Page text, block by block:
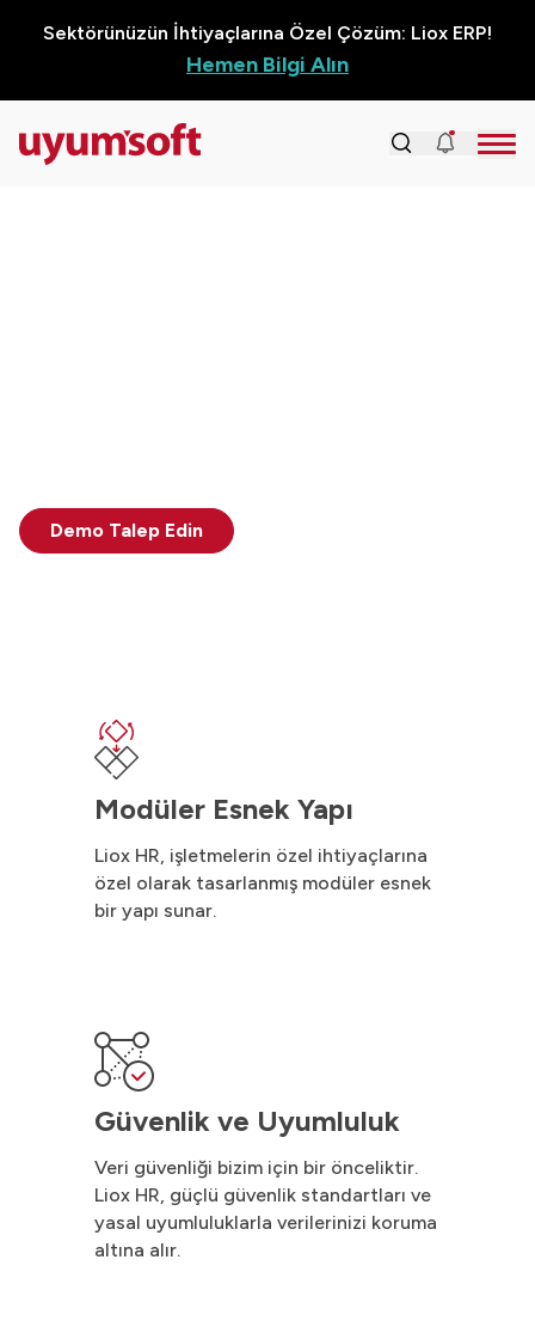
Sektörünüzün İhtiyaçlarına Özel Çözüm: Liox ERP!
Hemen Bilgi Alın
Demo Talep Edin
Modüler Esnek Yapı
Liox HR, işletmelerin özel ihtiyaçlarına
özel olarak tasarlanmış modüler esnek
bir yapı sunar.
Güvenlik ve Uyumluluk
Veri güvenliği bizim için bir önceliktir.
Liox HR, güçlü güvenlik standartları ve
yasal uyumluluklarla verilerinizi koruma
altına alır.